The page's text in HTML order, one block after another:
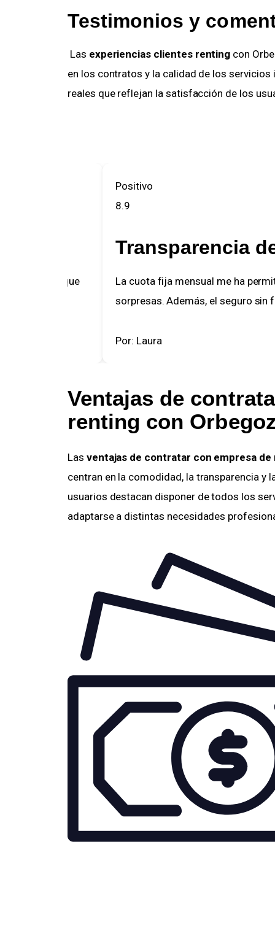
Testimonios y
Las experiencias clientes renting con
en los contratos y la calidad de los
reales que reflejan la satisfacción de los
lo que
Positivo
8.9
Transparencia
La cuota fija mensual me ha
sorpresas. Además, el seguro sin
Por: Laura
Ventajas de
renting con
Las ventajas de contratar con empresa de
centran en la comodidad, la transparencia y
usuarios destacan disponer de todos los
adaptarse a distintas necesidades